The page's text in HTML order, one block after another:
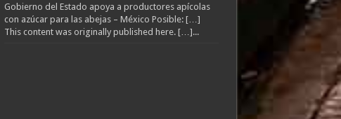
Gobierno del Estado apoya a productores apícolas
con azúcar para las abejas – México Posible: […]
This content was originally published here. […]...